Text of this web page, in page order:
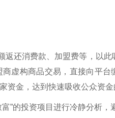
返还消费款、加盟费等，以
虚构商品交易，直接向平台
资金，达到快速吸收公众资金
”的投资项目进行冷静分析，